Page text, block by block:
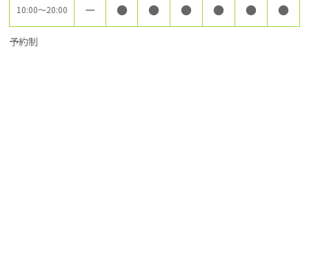
10:00～20:00 ー ● ● ● ● ● ●
予約制